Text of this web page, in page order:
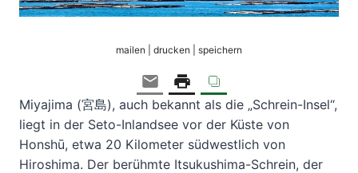
mailen | drucken | speichern
Miyajima (宮島), auch bekannt als die „Schrein-Insel“,
liegt in der Seto-Inlandsee vor der Küste von
Honshū, etwa 20 Kilometer südwestlich von
Hiroshima. Der berühmte Itsukushima-Schrein, der